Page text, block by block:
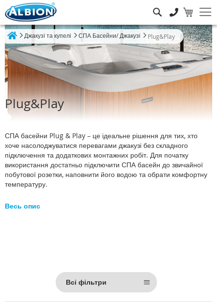
Джакузі та купелі СПА Басейни/ Джакузі Plug&Play
Plug&Play
СПА басейни Plug & Play – це ідеальне рішення для тих, хто
хоче насолоджуватися перевагами джакузі без складного
підключення та додаткових монтажних робіт. Для початку
використання достатньо підключити СПА басейн до звичайної
побутової розетки, наповнити його водою та обрати комфортну
температуру.
Весь опис
Всі фільтри